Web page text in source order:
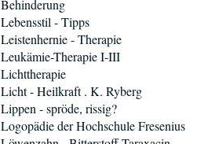
Behinderung
Lebensstil - Tipps
Leistenhernie - Therapie
Leukämie-Therapie I-III
Lichttherapie
Licht - Heilkraft . K. Ryberg
Lippen - spröde, rissig?
Logopädie der Hochschule Fresenius